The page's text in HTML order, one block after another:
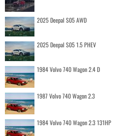
2025 Deepal S05 AWD
2025 Deepal S05 1.5 PHEV
1984 Volvo 740 Wagon 2.4 D
1987 Volvo 740 Wagon 2.3
1984 Volvo 740 Wagon 2.3 131HP